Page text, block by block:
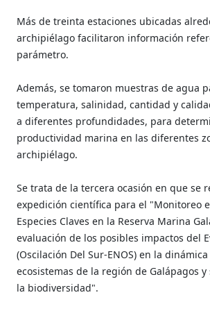
Más de treinta estaciones ubicadas
archipiélago facilitaron información
parámetro.
Además, se tomaron muestras de agua
temperatura, salinidad, cantidad y
a diferentes profundidades, para
productividad marina en las diferentes
archipiélago.
Se trata de la tercera ocasión en que se
expedición científica para el "Monitoreo
Especies Claves en la Reserva Marina
evaluación de los posibles impactos del
(Oscilación Del Sur-ENOS) en la
ecosistemas de la región de Galápagos
la biodiversidad".